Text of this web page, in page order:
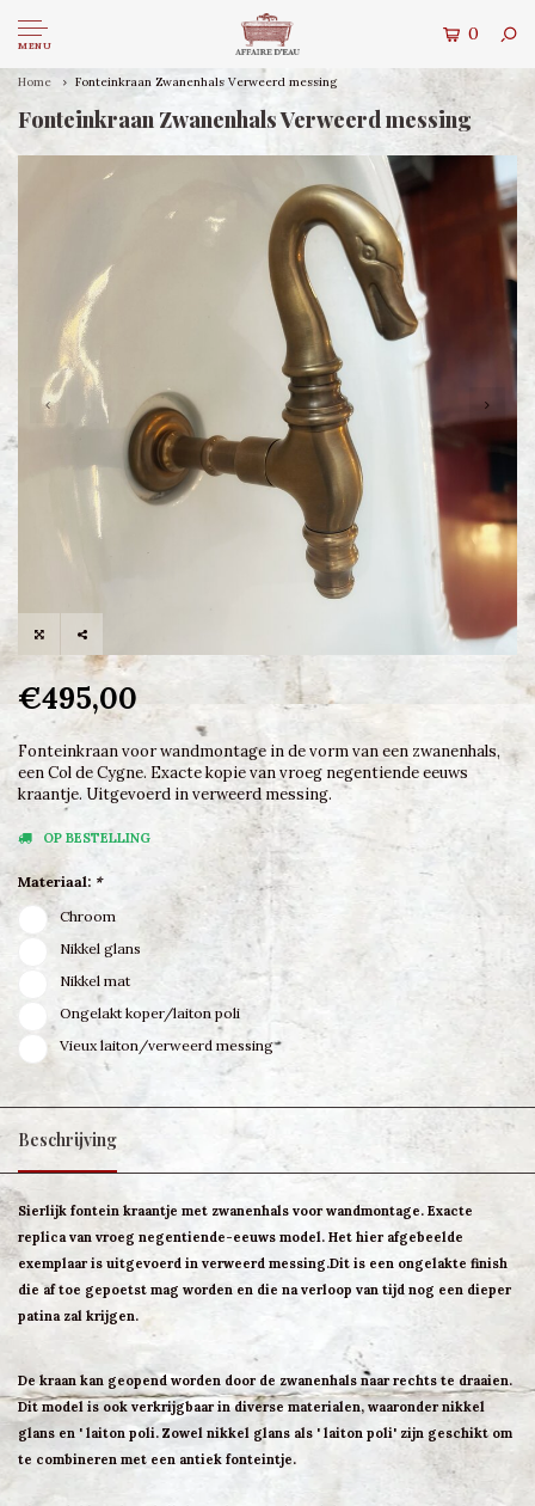
MENU
0
Home Fonteinkraan Zwanenhals Verweerd messing
Fonteinkraan Zwanenhals Verweerd messing
€495,00
Fonteinkraan voor wandmontage in de vorm van een zwanenhals,
een Col de Cygne. Exacte kopie van vroeg negentiende eeuws
kraantje. Uitgevoerd in verweerd messing.
OP BESTELLING
Materiaal: *
Chroom
Nikkel glans
Nikkel mat
Ongelakt koper/laiton poli
Vieux laiton/verweerd messing
Beschrijving
Sierlijk fontein kraantje met zwanenhals voor wandmontage. Exacte
replica van vroeg negentiende-eeuws model. Het hier afgebeelde
exemplaar is uitgevoerd in verweerd messing.Dit is een ongelakte finish
die af toe gepoetst mag worden en die na verloop van tijd nog een dieper
patina zal krijgen.
De kraan kan geopend worden door de zwanenhals naar rechts te draaien.
Dit model is ook verkrijgbaar in diverse materialen, waaronder nikkel
glans en ' laiton poli. Zowel nikkel glans als ' laiton poli' zijn geschikt om
te combineren met een antiek fonteintje.